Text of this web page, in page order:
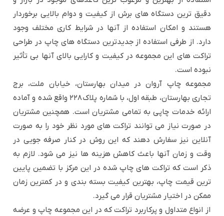
دقیق ترین دستگاه های برش از کیفیت و دوام بالایی برخوردار
هستند و امکان استفاده از آنها در شرایط کاری مختلف وجود
دارد. از طرفی استفاده از جدیدترین دستگاه های چاپ در طراحی
تراکت های این مجموعه در کیفیت و کارایی بالای آنها بی تأثیر
نبوده است.
مجموعه چاپ آروان در میدان بهارستان، خیابان ملت، برج
تجاری بهارستان، طبقه اول، با شماره پلاک ۲۲۸ واقع شده و آماده
ارائه خدمات چاپی به تمامی مشتریان است. همچنین مشتریان
در صورت نیاز می توانند تراکت های مورد نظر خود را به صورت
آنلاین نیز سفارش دهند که این روش در کنار صرفه جویی در
وقت و زمان آنها باعث کاهش هزینه ها نیز می شود. لازم به
ذکر است که تراکت های چاپ شده در این مرکز با تضمین پایین
ترین قیمت چاپ، بهترین کیفیت بسته بندی و در کمترین زمان
ممکن در اختیار مشتریان قرار می گیرد.
از انواع متداول و پرکاربرد تراکت که در این مجموعه چاپ و عرضه